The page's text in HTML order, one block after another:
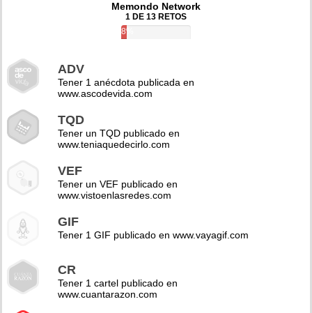
Memondo Network
1 DE 13 RETOS
8%
ADV
Tener 1 anécdota publicada en
www.ascodevida.com
TQD
Tener un TQD publicado en
www.teniaquedecirlo.com
VEF
Tener un VEF publicado en
www.vistoenlasredes.com
GIF
Tener 1 GIF publicado en www.vayagif.com
CR
Tener 1 cartel publicado en
www.cuantarazon.com